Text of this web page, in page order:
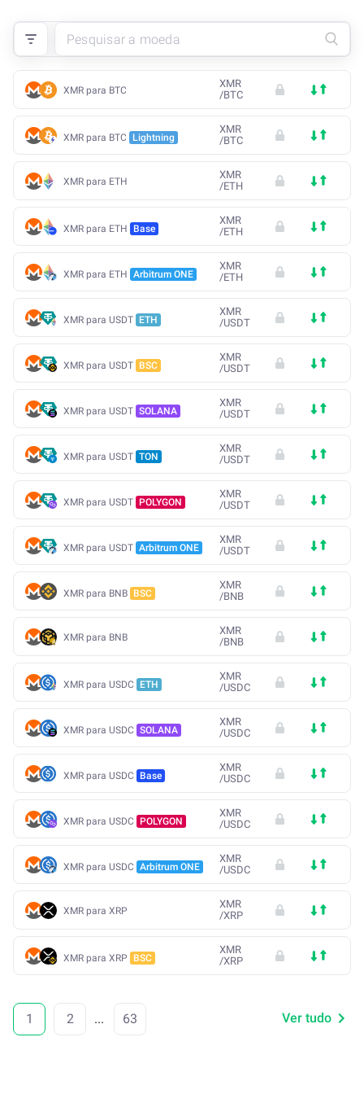
XMR para BTC
XMR
/BTC
XMR para BTC Lightning
XMR
/BTC
XMR para ETH
XMR
/ETH
XMR para ETH Base
XMR
/ETH
XMR para ETH Arbitrum ONE
XMR
/ETH
XMR para USDT ETH
XMR
/USDT
XMR para USDT BSC
XMR
/USDT
XMR para USDT SOLANA
XMR
/USDT
XMR para USDT TON
XMR
/USDT
XMR para USDT POLYGON
XMR
/USDT
XMR para USDT Arbitrum ONE
XMR
/USDT
XMR para BNB BSC
XMR
/BNB
XMR para BNB
XMR
/BNB
XMR para USDC ETH
XMR
/USDC
XMR para USDC SOLANA
XMR
/USDC
XMR para USDC Base
XMR
/USDC
XMR para USDC POLYGON
XMR
/USDC
XMR para USDC Arbitrum ONE
XMR
/USDC
XMR para XRP
XMR
/XRP
XMR para XRP BSC
XMR
/XRP
1 2 ... 63 Ver tudo